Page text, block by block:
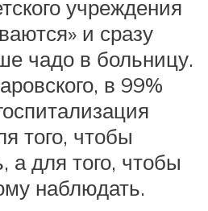
учреждения
и сразу
чадо в больницу.
в 99%
того, чтобы
а для того, чтобы
наблюдать.